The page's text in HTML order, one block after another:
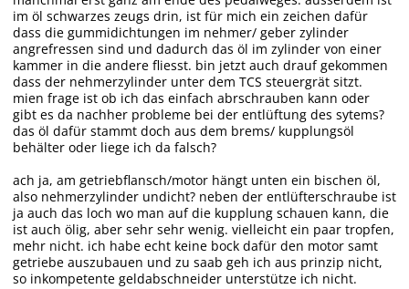
im öl schwarzes zeugs drin, ist für mich ein zeichen dafür
dass die gummidichtungen im nehmer/ geber zylinder
angrefressen sind und dadurch das öl im zylinder von einer
kammer in die andere fliesst. bin jetzt auch drauf gekommen
dass der nehmerzylinder unter dem TCS steuergrät sitzt.
mien frage ist ob ich das einfach abrschrauben kann oder
gibt es da nachher probleme bei der entlüftung des sytems?
das öl dafür stammt doch aus dem brems/ kupplungsöl
behälter oder liege ich da falsch?
ach ja, am getriebflansch/motor hängt unten ein bischen öl,
also nehmerzylinder undicht? neben der entlüfterschraube ist
ja auch das loch wo man auf die kupplung schauen kann, die
ist auch ölig, aber sehr sehr wenig. vielleicht ein paar tropfen,
mehr nicht. ich habe echt keine bock dafür den motor samt
getriebe auszubauen und zu saab geh ich aus prinzip nicht,
so inkompetente geldabschneider unterstütze ich nicht.